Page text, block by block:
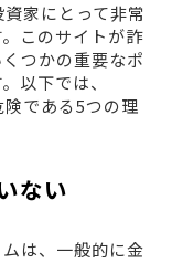
家にとって非常
このサイトが詐
つかの重要なポ
以下では、
である5つの理
ない
は、一般的に金